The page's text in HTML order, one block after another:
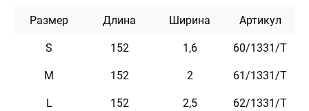
воды. Он практичен и неприхотлив в уходе.
Поводок доступен в розовом, бирюзовом, голубом и
коричневом цветах.
Размер Длина Ширина Артикул
S 152 1,6 60/1331/Т
M 152 2 61/1331/Т
L 152 2,5 62/1331/Т